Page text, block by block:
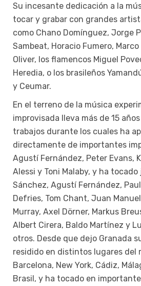
Su incesante dedicación a la
tocar y grabar con grandes
como Chano Domínguez, Jorge
Sambeat, Horacio Fumero,
Oliver, los flamencos Miguel
Heredia, o los brasileños
y Ceumar.
En el terreno de la música
improvisada lleva más de 15
trabajos durante los cuales ha
directamente de importantes
Agustí Fernández, Peter Evans,
Alessi y Toni Malaby, y ha
Sánchez, Agustí Fernández,
Defries, Tom Chant, Juan
Murray, Axel Dörner, Markus
Albert Cirera, Baldo Martínez y
otros. Desde que dejo Granada
residido en distintos lugares del
Barcelona, New York, Cádiz,
Brasil, y ha tocado en